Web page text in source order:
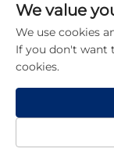
Copyright ©
Domovská
We value
We use cookies
If you don't want
cookies.